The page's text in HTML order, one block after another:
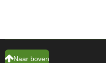
Naar boven